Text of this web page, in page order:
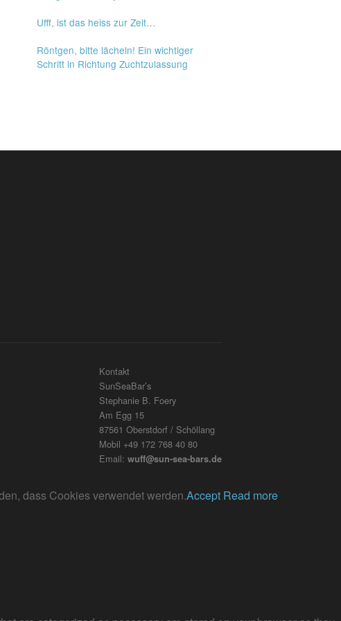
Ufff, ist das heiss zur Zeit…
Röntgen, bitte lächeln! Ein wichtiger
Schritt in Richtung Zuchtzulassung
Kontakt
SunSeaBar’s
Stephanie B. Foery
Am Egg 15
87561 Oberstdorf / Schöllang
Mobil +49 172 768 40 80
Email: wuff@sun-sea-bars.de
dass Cookies verwendet werden.Accept Read more